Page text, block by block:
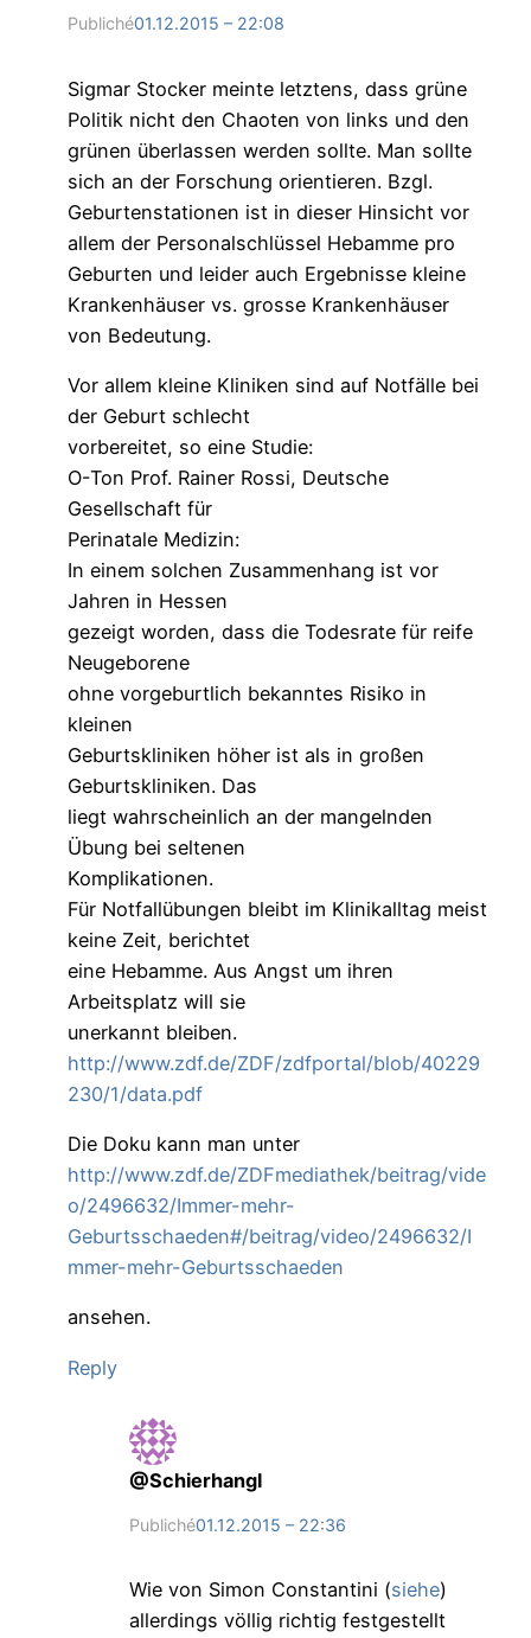
Publiché01.12.2015 – 22:08
Sigmar Stocker meinte letztens, dass grüne
Politik nicht den Chaoten von links und den
grünen überlassen werden sollte. Man sollte
sich an der Forschung orientieren. Bzgl.
Geburtenstationen ist in dieser Hinsicht vor
allem der Personalschlüssel Hebamme pro
Geburten und leider auch Ergebnisse kleine
Krankenhäuser vs. grosse Krankenhäuser
von Bedeutung.
Vor allem kleine Kliniken sind auf Notfälle bei
der Geburt schlecht
vorbereitet, so eine Studie:
O-Ton Prof. Rainer Rossi, Deutsche
Gesellschaft für
Perinatale Medizin:
In einem solchen Zusammenhang ist vor
Jahren in Hessen
gezeigt worden, dass die Todesrate für reife
Neugeborene
ohne vorgeburtlich bekanntes Risiko in
kleinen
Geburtskliniken höher ist als in großen
Geburtskliniken. Das
liegt wahrscheinlich an der mangelnden
Übung bei seltenen
Komplikationen.
Für Notfallübungen bleibt im Klinikalltag meist
keine Zeit, berichtet
eine Hebamme. Aus Angst um ihren
Arbeitsplatz will sie
unerkannt bleiben.
http://www.zdf.de/ZDF/zdfportal/blob/40229
230/1/data.pdf
Die Doku kann man unter
http://www.zdf.de/ZDFmediathek/beitrag/vide
o/2496632/Immer-mehr-
Geburtsschaeden#/beitrag/video/2496632/I
mmer-mehr-Geburtsschaeden
ansehen.
Reply
@Schierhangl
Publiché01.12.2015 – 22:36
Wie von Simon Constantini (siehe)
allerdings völlig richtig festgestellt